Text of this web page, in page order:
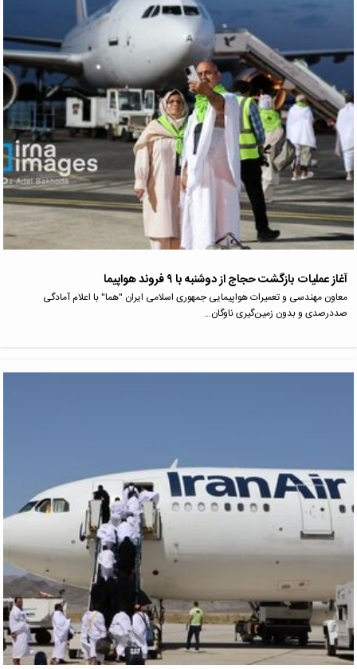
آغاز عملیات بازگشت حجاج از دوشنبه با ۹ فروند هواپیما
معاون مهندسی و تعمیرات هواپیمایی جمهوری اسلامی ایران "هما" با اعلام آمادگی
صددرصدی و بدون زمین‌گیری ناوگان…